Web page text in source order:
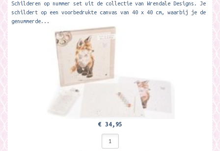
Schilderen op nummer set uit de collectie van Wrendale Designs. Je
schildert op een voorbedrukte canvas van 40 x 40 cm, waarbij je de
genummerde...
€ 34,95